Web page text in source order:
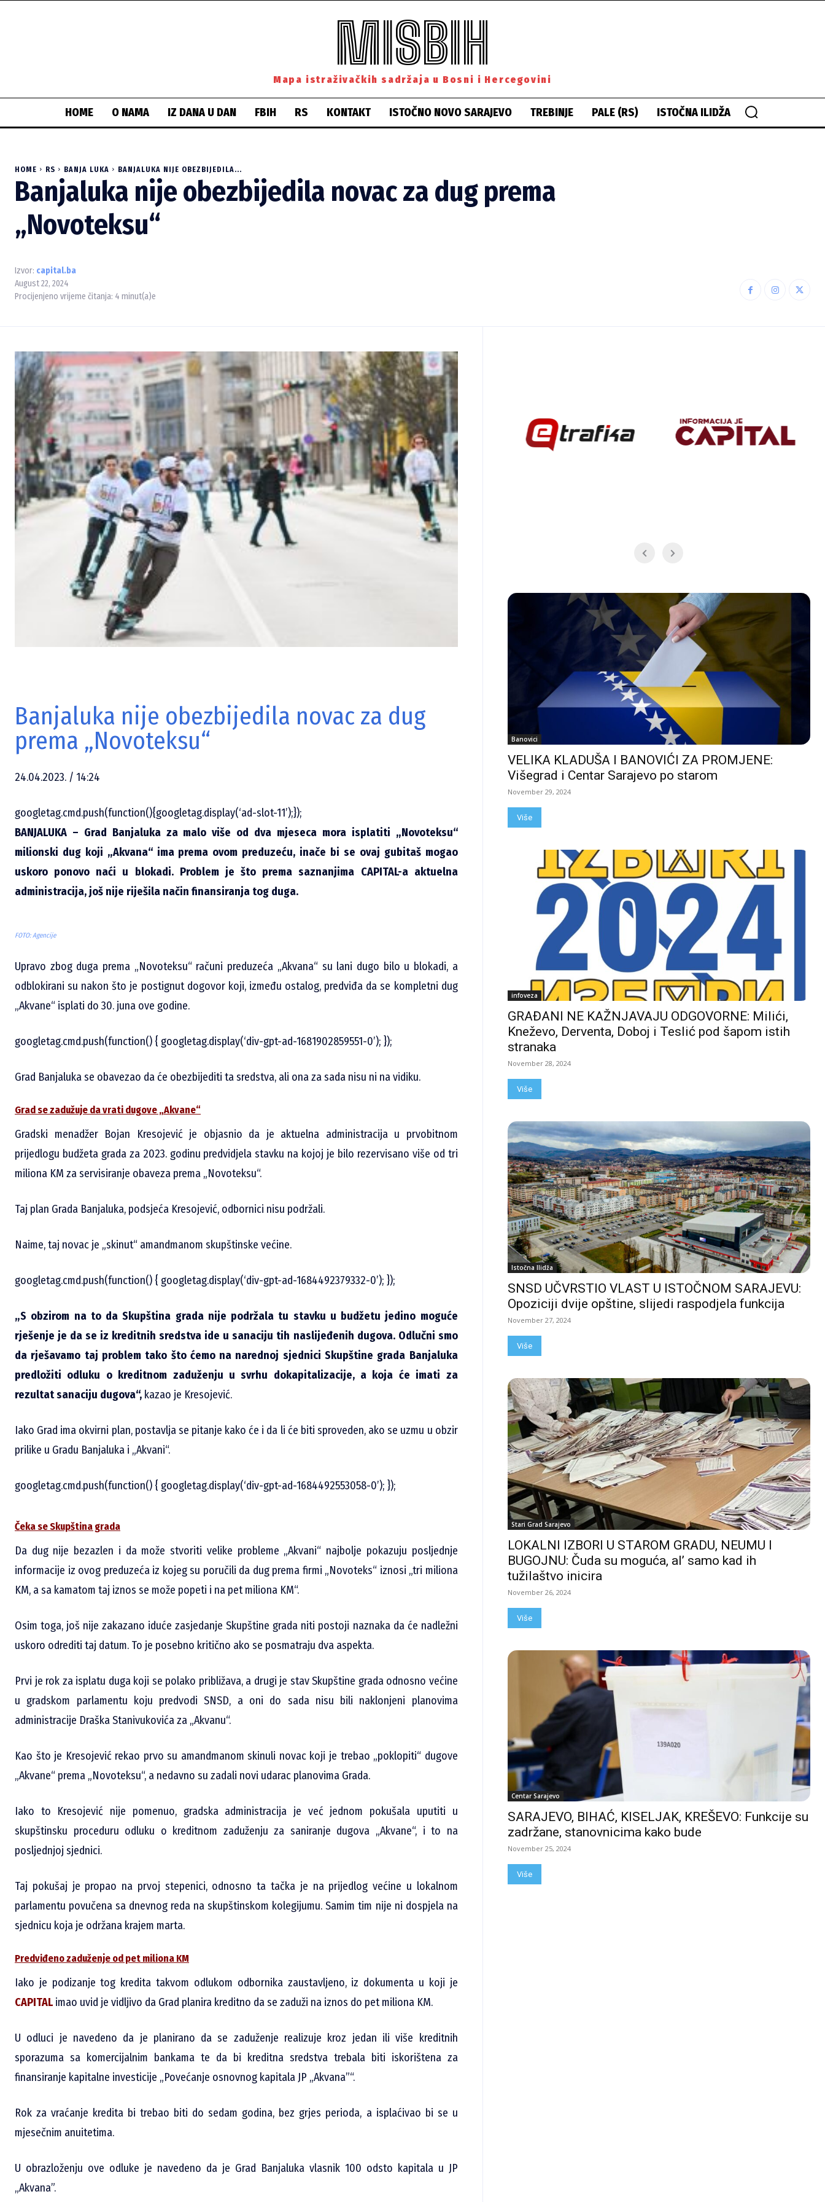
MISBIH
Mapa istraživačkih sadržaja u Bosni i Hercegovini
HOME O NAMA IZ DANA U DAN FBIH RS KONTAKT ISTOČNO NOVO SARAJEVO TREBINJE PALE (RS) ISTOČNA ILIDŽA
HOME RS BANJA LUKA BANJALUKA NIJE OBEZBIJEDILA...
Banjaluka nije obezbijedila novac za dug prema
„Novoteksu“
Izvor: capital.ba
August 22, 2024
Procijenjeno vrijeme čitanja: 4 minut(a)e
Banjaluka nije obezbijedila novac za dug
prema „Novoteksu“
24.04.2023. / 14:24
googletag.cmd.push(function(){googletag.display(‘ad-slot-11’);});
BANJALUKA – Grad Banjaluka za malo više od dva mjeseca mora isplatiti „Novoteksu“
milionski dug koji „Akvana“ ima prema ovom preduzeću, inače bi se ovaj gubitaš mogao
uskoro ponovo naći u blokadi. Problem je što prema saznanjima CAPITAL-a aktuelna
administracija, još nije riješila način finansiranja tog duga.
FOTO: Agencije
Upravo zbog duga prema „Novoteksu“ računi preduzeća „Akvana“ su lani dugo bilo u blokadi, a
odblokirani su nakon što je postignut dogovor koji, između ostalog, predviđa da se kompletni dug
„Akvane“ isplati do 30. juna ove godine.
googletag.cmd.push(function() { googletag.display(‘div-gpt-ad-1681902859551-0’); });
Grad Banjaluka se obavezao da će obezbijediti ta sredstva, ali ona za sada nisu ni na vidiku.
Grad se zadužuje da vrati dugove „Akvane“
Gradski menadžer Bojan Kresojević je objasnio da je aktuelna administracija u prvobitnom
prijedlogu budžeta grada za 2023. godinu predvidjela stavku na kojoj je bilo rezervisano više od tri
miliona KM za servisiranje obaveza prema „Novoteksu“.
Taj plan Grada Banjaluka, podsjeća Kresojević, odbornici nisu podržali.
Naime, taj novac je „skinut“ amandmanom skupštinske većine.
googletag.cmd.push(function() { googletag.display(‘div-gpt-ad-1684492379332-0’); });
„S obzirom na to da Skupština grada nije podržala tu stavku u budžetu jedino moguće
rješenje je da se iz kreditnih sredstva ide u sanaciju tih naslijeđenih dugova. Odlučni smo
da rješavamo taj problem tako što ćemo na narednoj sjednici Skupštine grada Banjaluka
predložiti odluku o kreditnom zaduženju u svrhu dokapitalizacije, a koja će imati za
rezultat sanaciju dugova“, kazao je Kresojević.
Iako Grad ima okvirni plan, postavlja se pitanje kako će i da li će biti sproveden, ako se uzmu u obzir
prilike u Gradu Banjaluka i „Akvani“.
googletag.cmd.push(function() { googletag.display(‘div-gpt-ad-1684492553058-0’); });
Čeka se Skupština grada
Da dug nije bezazlen i da može stvoriti velike probleme „Akvani“ najbolje pokazuju posljednje
informacije iz ovog preduzeća iz kojeg su poručili da dug prema firmi „Novoteks“ iznosi „tri miliona
KM, a sa kamatom taj iznos se može popeti i na pet miliona KM“.
Osim toga, još nije zakazano iduće zasjedanje Skupštine grada niti postoji naznaka da će nadležni
uskoro odrediti taj datum. To je posebno kritično ako se posmatraju dva aspekta.
Prvi je rok za isplatu duga koji se polako približava, a drugi je stav Skupštine grada odnosno većine
u gradskom parlamentu koju predvodi SNSD, a oni do sada nisu bili naklonjeni planovima
administracije Draška Stanivukovića za „Akvanu“.
Kao što je Kresojević rekao prvo su amandmanom skinuli novac koji je trebao „poklopiti“ dugove
„Akvane“ prema „Novoteksu“, a nedavno su zadali novi udarac planovima Grada.
Iako to Kresojević nije pomenuo, gradska administracija je već jednom pokušala uputiti u
skupštinsku proceduru odluku o kreditnom zaduženju za saniranje dugova „Akvane“, i to na
posljednjoj sjednici.
Taj pokušaj je propao na prvoj stepenici, odnosno ta tačka je na prijedlog većine u lokalnom
parlamentu povučena sa dnevnog reda na skupštinskom kolegijumu. Samim tim nije ni dospjela na
sjednicu koja je održana krajem marta.
Predviđeno zaduženje od pet miliona KM
Iako je podizanje tog kredita takvom odlukom odbornika zaustavljeno, iz dokumenta u koji je
CAPITAL imao uvid je vidljivo da Grad planira kreditno da se zaduži na iznos do pet miliona KM.
U odluci je navedeno da je planirano da se zaduženje realizuje kroz jedan ili više kreditnih
sporazuma sa komercijalnim bankama te da bi kreditna sredstva trebala biti iskorištena za
finansiranje kapitalne investicije „Povećanje osnovnog kapitala JP „Akvana”“.
Rok za vraćanje kredita bi trebao biti do sedam godina, bez grjes perioda, a isplaćivao bi se u
mjesečnim anuitetima.
U obrazloženju ove odluke je navedeno da je Grad Banjaluka vlasnik 100 odsto kapitala u JP
„Akvana”.
Banovici
VELIKA KLADUŠA I BANOVIĆI ZA PROMJENE:
Višegrad i Centar Sarajevo po starom
November 29, 2024
Više
infoveza
GRAĐANI NE KAŽNJAVAJU ODGOVORNE: Milići,
Kneževo, Derventa, Doboj i Teslić pod šapom istih
stranaka
November 28, 2024
Više
Istočna Ilidža
SNSD UČVRSTIO VLAST U ISTOČNOM SARAJEVU:
Opoziciji dvije opštine, slijedi raspodjela funkcija
November 27, 2024
Više
Stari Grad Sarajevo
LOKALNI IZBORI U STAROM GRADU, NEUMU I
BUGOJNU: Čuda su moguća, al’ samo kad ih
tužilaštvo inicira
November 26, 2024
Više
Centar Sarajevo
SARAJEVO, BIHAĆ, KISELJAK, KREŠEVO: Funkcije su
zadržane, stanovnicima kako bude
November 25, 2024
Više